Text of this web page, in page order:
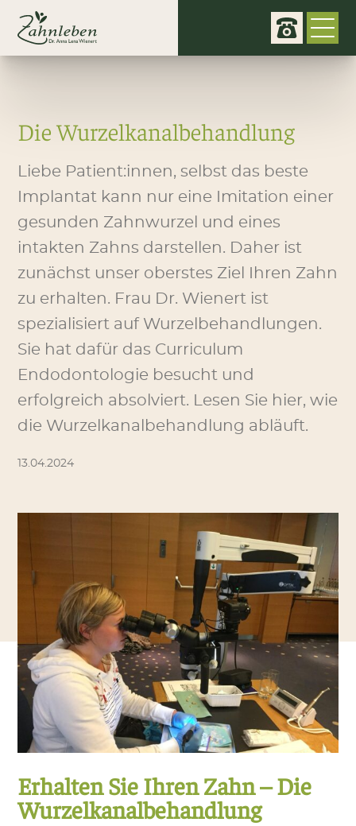
Die Wurzelkanalbehandlung
Liebe Patient:innen, selbst das beste
Implantat kann nur eine Imitation einer
gesunden Zahnwurzel und eines
intakten Zahns darstellen. Daher ist
zunächst unser oberstes Ziel Ihren Zahn
zu erhalten. Frau Dr. Wienert ist
spezialisiert auf Wurzelbehandlungen.
Sie hat dafür das Curriculum
Endodontologie besucht und
erfolgreich absolviert. Lesen Sie hier, wie
die Wurzelkanalbehandlung abläuft.
13.04.2024
Erhalten Sie Ihren Zahn – Die
Wurzelkanalbehandlung